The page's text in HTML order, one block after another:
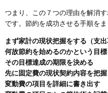
つまり、この７つの理由を解消
です。節約を成功させる手順をま
まず家計の現状把握をする（支
何故節約を始めるのかという目
その目標達成の期限を決める
先に固定費の現状契約内容を把
変動費の項目を詳細に書き出す